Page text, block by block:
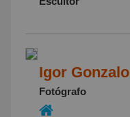
Igor Gonzalo
Fotógrafo